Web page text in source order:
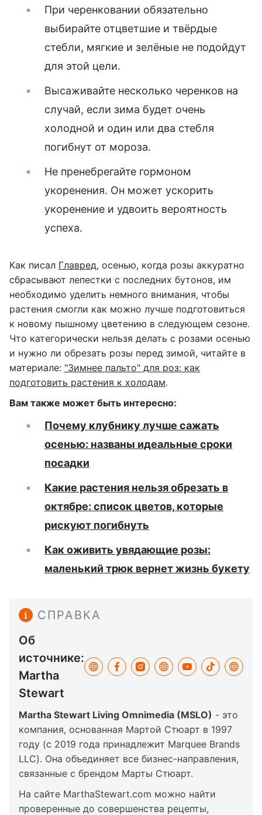
При черенковании обязательно
выбирайте отцветшие и твёрдые
стебли, мягкие и зелёные не подойдут
для этой цели.
Высаживайте несколько черенков на
случай, если зима будет очень
холодной и один или два стебля
погибнут от мороза.
Не пренебрегайте гормоном
укоренения. Он может ускорить
укоренение и удвоить вероятность
успеха.
Как писал Главред, осенью, когда розы аккуратно
сбрасывают лепестки с последних бутонов, им
необходимо уделить немного внимания, чтобы
растения смогли как можно лучше подготовиться
к новому пышному цветению в следующем сезоне.
Что категорически нельзя делать с розами осенью
и нужно ли обрезать розы перед зимой, читайте в
материале: "Зимнее пальто" для роз: как
подготовить растения к холодам.
Вам также может быть интересно:
Почему клубнику лучше сажать
осенью: названы идеальные сроки
посадки
Какие растения нельзя обрезать в
октябре: список цветов, которые
рискуют погибнуть
Как оживить увядающие розы:
маленький трюк вернет жизнь букету
СПРАВКА
Об
источнике:
Martha
Stewart
Martha Stewart Living Omnimedia (MSLO) - это
компания, основанная Мартой Стюарт в 1997
году (с 2019 года принадлежит Marquee Brands
LLC). Она объединяет все бизнес-направления,
связанные с брендом Марты Стюарт.
На сайте MarthaStewart.com можно найти
проверенные до совершенства рецепты,